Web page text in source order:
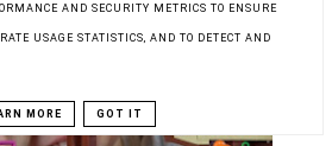
AND SECURITY METRICS TO ENSURE
USAGE STATISTICS, AND TO DETECT AND
MORE GOT IT